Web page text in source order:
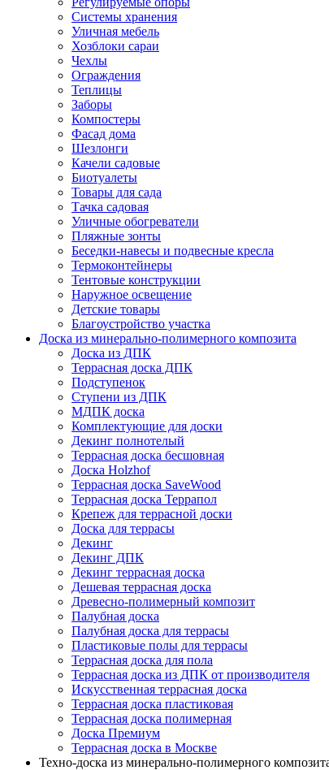
Системы хранения
Уличная мебель
Хозблоки сараи
Чехлы
Ограждения
Теплицы
Заборы
Компостеры
Фасад дома
Шезлонги
Качели садовые
Биотуалеты
Товары для сада
Тачка садовая
Уличные обогреватели
Пляжные зонты
Беседки-навесы и подвесные кресла
Термоконтейнеры
Тентовые конструкции
Наружное освещение
Детские товары
Благоустройство участка
Доска из минерально-полимерного композита
Доска из ДПК
Террасная доска ДПК
Подступенок
Ступени из ДПК
МДПК доска
Комплектующие для доски
Декинг полнотелый
Террасная доска бесшовная
Доска Holzhof
Террасная доска SaveWood
Террасная доска Террапол
Крепеж для террасной доски
Доска для террасы
Декинг
Декинг ДПК
Декинг террасная доска
Дешевая террасная доска
Древесно-полимерный композит
Палубная доска
Палубная доска для террасы
Пластиковые полы для террасы
Террасная доска для пола
Террасная доска из ДПК от производителя
Искусственная террасная доска
Террасная доска пластиковая
Террасная доска полимерная
Доска Премиум
Террасная доска в Москве
Техно-доска из минерально-полимерного